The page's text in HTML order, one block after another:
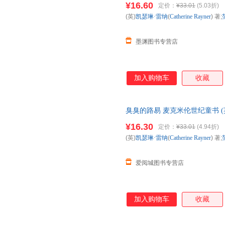
服！
¥16.60 定价： ¥33.01 (5.03折)
墨渊图书专营店
(英)凯瑟琳·雷纳(Catherine Rayner) 著;
加入购物车 收藏
臭臭的路易 麦克米伦世纪童书 (
购优惠咨询在线客服！
¥16.30 定价： ¥33.01 (4.94折)
爱阅城图书专营店
(英)凯瑟琳·雷纳(Catherine Rayner) 著;
加入购物车 收藏